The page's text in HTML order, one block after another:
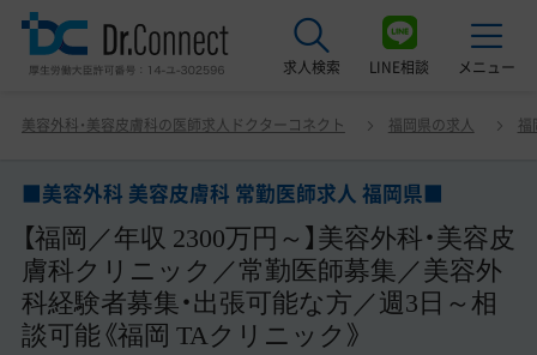
求人検索 LINE相談 メニュー
美容クリニック見学ご希望の方はこちら
サービス紹介
ドクターコネクトの強み
美容外科・美容皮膚科の医師求人ドクターコネクト 福岡県の求人 福
■美容外科 美容皮膚科 常勤医師求人 福岡県■
【福岡／年収 2300万円～】美容外科・美容皮
膚科クリニック／常勤医師募集／美容外
科経験者募集・出張可能な方／週3日～相
談可能《福岡 TAクリニック》
■美容外科 美容皮膚科 常勤医師求人 福岡県■ 【福岡／年
収 2300万円～】美容外科・美容皮膚科クリニック／常勤医
談可能《福岡 TAクリニック》 院長職を経験した医師は優